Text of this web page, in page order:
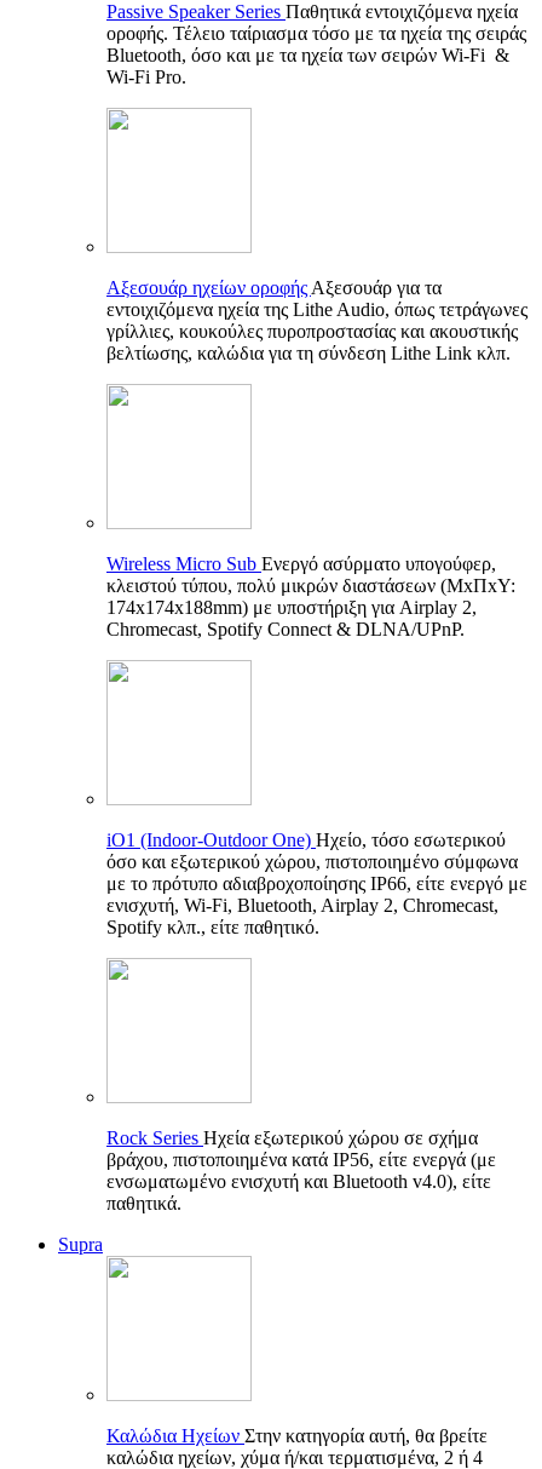
Passive Speaker Series Παθητικά εντοιχιζόμενα ηχεία
οροφής. Τέλειο ταίριασμα τόσο με τα ηχεία της σειράς
Bluetooth, όσο και με τα ηχεία των σειρών Wi-Fi &
Wi-Fi Pro.
Αξεσουάρ ηχείων οροφής Αξεσουάρ για τα
εντοιχιζόμενα ηχεία της Lithe Audio, όπως τετράγωνες
γρίλλιες, κουκούλες πυροπροστασίας και ακουστικής
βελτίωσης, καλώδια για τη σύνδεση Lithe Link κλπ.
Wireless Micro Sub Ενεργό ασύρματο υπογούφερ,
κλειστού τύπου, πολύ μικρών διαστάσεων (ΜxΠxΥ:
174x174x188mm) με υποστήριξη για Airplay 2,
Chromecast, Spotify Connect & DLNA/UPnP.
iO1 (Indoor-Outdoor One) Ηχείο, τόσο εσωτερικού
όσο και εξωτερικού χώρου, πιστοποιημένο σύμφωνα
με το πρότυπο αδιαβροχοποίησης IP66, είτε ενεργό με
ενισχυτή, Wi-Fi, Bluetooth, Airplay 2, Chromecast,
Spotify κλπ., είτε παθητικό.
Rock Series Ηχεία εξωτερικού χώρου σε σχήμα
βράχου, πιστοποιημένα κατά IP56, είτε ενεργά (με
ενσωματωμένο ενισχυτή και Bluetooth v4.0), είτε
παθητικά.
Supra
Καλώδια Ηχείων Στην κατηγορία αυτή, θα βρείτε
καλώδια ηχείων, χύμα ή/και τερματισμένα, 2 ή 4